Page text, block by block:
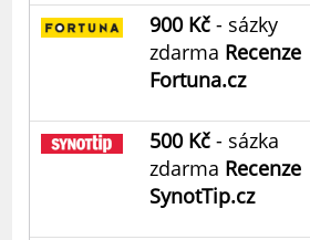
900 Kč - sázky
zdarma Recenze
Fortuna.cz
500 Kč - sázka
zdarma Recenze
SynotTip.cz